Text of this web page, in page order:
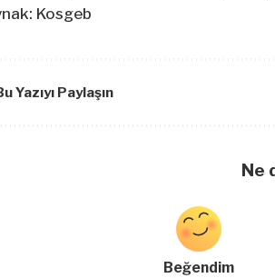
Kosgeb
Yazıyı Paylaşın
Ne
Beğendim